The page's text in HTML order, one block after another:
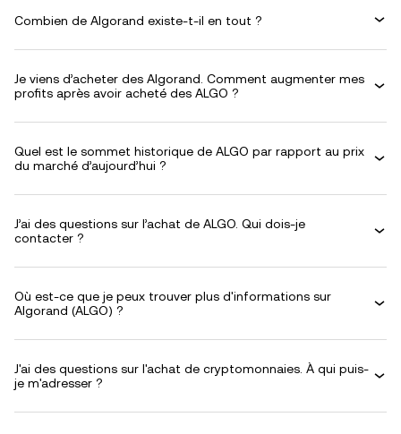
Combien de Algorand existe-t-il en tout ?
Je viens d’acheter des Algorand. Comment augmenter mes
profits après avoir acheté des ALGO ?
Quel est le sommet historique de ALGO par rapport au prix
du marché d’aujourd’hui ?
J’ai des questions sur l’achat de ALGO. Qui dois-je
contacter ?
Où est-ce que je peux trouver plus d'informations sur
Algorand (ALGO) ?
J'ai des questions sur l'achat de cryptomonnaies. À qui puis-
je m'adresser ?